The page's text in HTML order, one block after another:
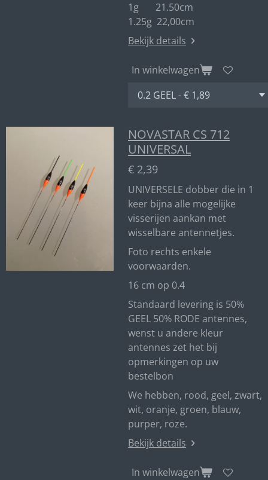
1g 21.50cm
1.25g 22,00cm
Bekijk details
In winkelwagen
NOVASTAR CS 712
UNIVERSAL
€ 2,39
UNIVERSELE dobber die in 1
keer bijna alle mogelijke
visserijen aankan met
wisselbare antennetjes.
Foto rechts enkele
voorwaarden.
16 cm op 0.4
Standaard levering is 50%
GEEL 50% RODE antennes,
wenst u andere kleur
antennes zet het bij
opmerkingen op uw
bestelbon
We hebben, rood, geel, zwart,
wit, oranje, groen, blauw,
purper, roze.
Bekijk details
In winkelwagen